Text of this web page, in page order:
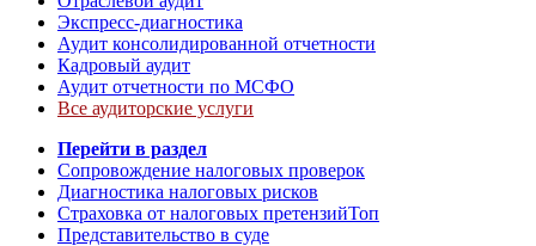
Экспресс-диагностика
Аудит консолидированной отчетности
Кадровый аудит
Аудит отчетности по МСФО
Все аудиторские услуги
Перейти в раздел
Сопровождение налоговых проверок
Диагностика налоговых рисков
Страховка от налоговых претензийТоп
Представительство в суде